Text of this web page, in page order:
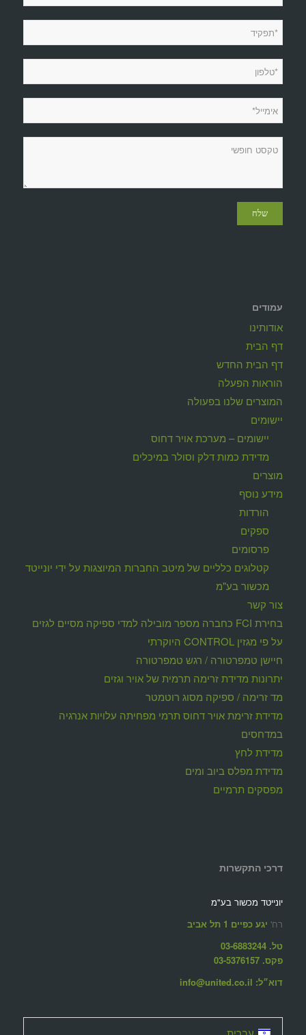
עמודים
אודותינו
דף הבית
דף הבית החדש
הוראות הפעלה
המוצרים שלנו בפעולה
יישומים
יישומים – מערכת אויר דחוס
מדידת כמות דלק וסולר במיכלים
מוצרים
מידע נוסף
הורדות
ספקים
פרסומים
קטלוגים כלליים של מיטב החברות המיוצגות על ידי יונייטד
מכשור בע"מ
צור קשר
בחירת FCI כחברה מספר מובילה למדי ספיקה מסיים לגזים
על פי מגזין CONTROL היוקרתי
חיישן טמפרטורה / רגש טמפרטורה
יתרונות מדידת זרימה תרמית של אויר וגזים
מד זרימה / ספיקה מסוג רוטמטר
מדידת זרימת אויר דחוס תרמי מפחיתה עלויות אנרגיה
במדחסים
מדידת לחץ
מדידת מפלס ביוב ומים
מפסקים תרמיים
דרכי התקשרות
יונייטד מכשור בע"מ
רח' יגע כפיים 1 תל אביב
טל. 03-6883244
פקס. 03-5376157
דוא״ל: info@united.co.il